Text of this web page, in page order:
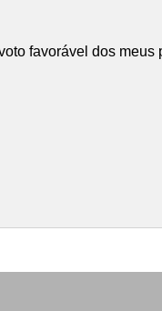
favorável dos meus